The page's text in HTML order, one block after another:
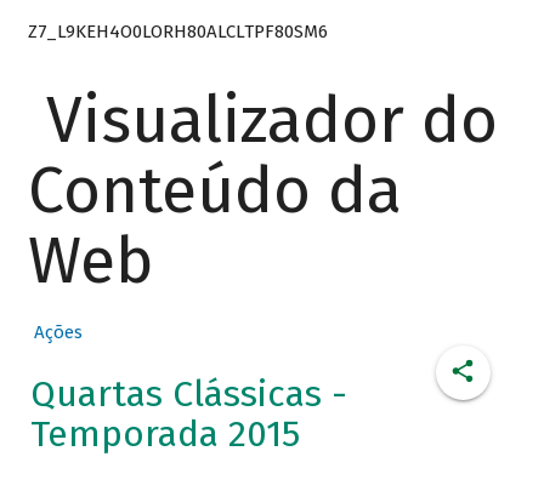
Z7_L9KEH4O0LORH80ALCLTPF80SM6
Visualizador do
Conteúdo da
Web
Ações
Quartas Clássicas -
Temporada 2015